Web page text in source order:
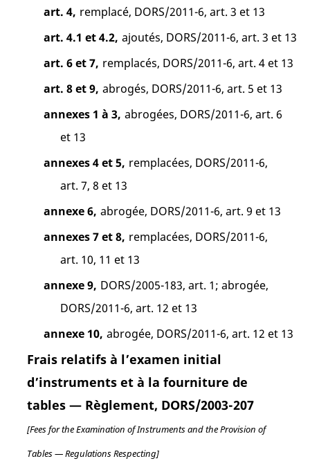
art. 4, remplacé, DORS/2011-6, art. 3 et 13
art. 4.1 et 4.2, ajoutés, DORS/2011-6, art. 3 et 13
art. 6 et 7, remplacés, DORS/2011-6, art. 4 et 13
art. 8 et 9, abrogés, DORS/2011-6, art. 5 et 13
annexes 1 à 3, abrogées, DORS/2011-6, art. 6
et 13
annexes 4 et 5, remplacées, DORS/2011-6,
art. 7, 8 et 13
annexe 6, abrogée, DORS/2011-6, art. 9 et 13
annexes 7 et 8, remplacées, DORS/2011-6,
art. 10, 11 et 13
annexe 9, DORS/2005-183, art. 1; abrogée,
DORS/2011-6, art. 12 et 13
annexe 10, abrogée, DORS/2011-6, art. 12 et 13
Frais relatifs à l’examen initial
d’instruments et à la fourniture de
tables — Règlement, DORS/2003-207
[Fees for the Examination of Instruments and the Provision of
Tables — Regulations Respecting]